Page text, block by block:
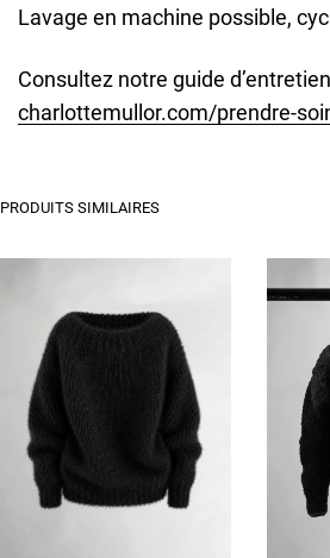
Lavage en machine possible,
Consultez notre guide
charlottemullor.com/prendre-
PRODUITS SIMILAIRES